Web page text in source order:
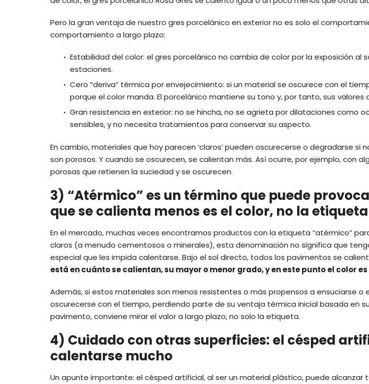
Pero la gran ventaja de nuestro gres porcelánico en exterior no es solo el
comportamiento a largo plazo:
Estabilidad del color: el gres porcelánico no cambia de color por la exposición al
estaciones.
Cero “deriva” térmica por envejecimiento: si un material se oscurece con el
porque el color manda. El porcelánico mantiene su tono y, por tanto, sus
Gran resistencia en exterior: no se hincha, no se agrieta por dilataciones como
sensibles, y no necesita tratamientos para conservar su aspecto.
En cambio, materiales que hoy parecen ‘claros’ pueden oscurecerse o degradarse si
son porosos. Y cuando se oscurecen, se calientan más. Así ocurre, por ejemplo, con
porosas que retienen la suciedad y se oscurecen.
3) “Atérmico” es un término que puede
que se calienta menos es el color, no la etiqueta
En el mercado, muchas veces encontramos productos con la etiqueta “atérmico”
claros (a menudo cementosos o minerales), esta denominación no significa que
especial que les impida calentarse. Bajo el sol directo, todos los pavimentos se
está en cuánto se calientan,su mayor o menor grado, y eneste puntoel color
Además, si estos materiales son menos resistentes o más propensos a ensuciarse o
oscurecerse con el tiempo, perdiendo parte de su ventaja térmica inicial basada en
pavimento, conviene mirar el valor a largo plazo, no solo la etiqueta.
4) Cuidado con otras superficies: el césped
calentarse mucho
Un apunte importante: el césped artificial, al ser un material plástico, puede alcanzar